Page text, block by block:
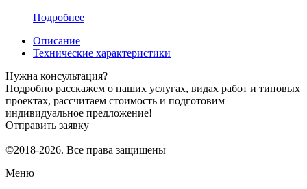
Подробнее
Описание
Технические характеристики
Нужна консультация?
Подробно расскажем о наших услугах, видах работ и типовых
проектах, рассчитаем стоимость и подготовим
индивидуальное предложение!
Отправить заявку
©2018-2026. Все права защищены
Меню